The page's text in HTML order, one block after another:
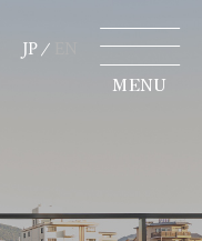
JP
MENU
JP
MENU